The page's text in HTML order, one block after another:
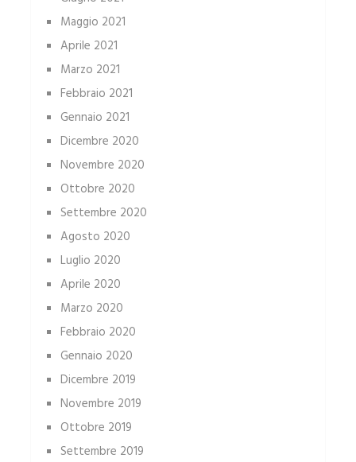
Maggio 2021
Aprile 2021
Marzo 2021
Febbraio 2021
Gennaio 2021
Dicembre 2020
Novembre 2020
Ottobre 2020
Settembre 2020
Agosto 2020
Luglio 2020
Aprile 2020
Marzo 2020
Febbraio 2020
Gennaio 2020
Dicembre 2019
Novembre 2019
Ottobre 2019
Settembre 2019